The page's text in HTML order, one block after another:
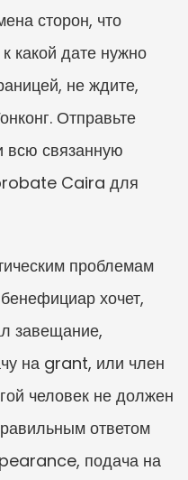
сторон, что
какой дате нужно
не ждите,
Отправьте
связанную
Caira для
проблемам
хочет,
завещание,
на grant, или член
человек не должен
ответом
подача на